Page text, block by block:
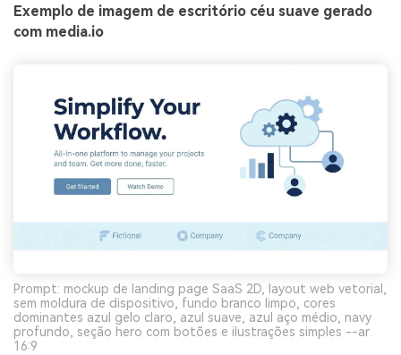
Exemplo de imagem de escritório céu suave gerado
com media.io
Prompt: mockup de landing page SaaS 2D, layout web vetorial,
sem moldura de dispositivo, fundo branco limpo, cores
dominantes azul gelo claro, azul suave, azul aço médio, navy
profundo, seção hero com botões e ilustrações simples --ar
16:9